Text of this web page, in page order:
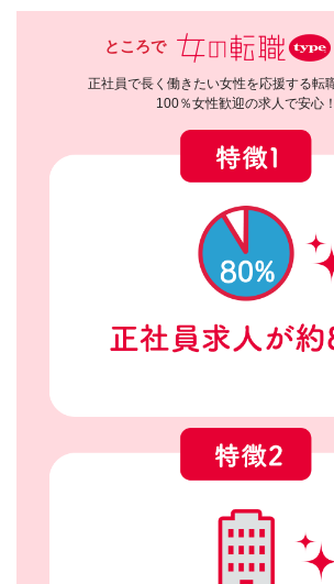
ところで
正社員で長く働きたい女性を応援する転
100％女性歓迎の求人で安心！